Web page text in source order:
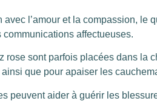
avec l’amour et la compassion, le
communications affectueuses.
rose sont parfois placées dans la
que pour apaiser les
peuvent aider à guérir les